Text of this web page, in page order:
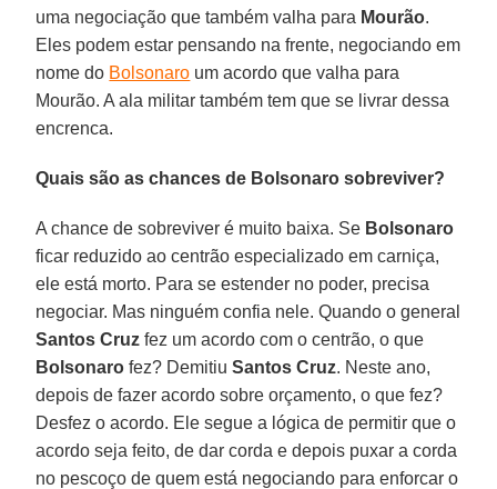
uma negociação que também valha para Mourão.
Eles podem estar pensando na frente, negociando em
nome do Bolsonaro um acordo que valha para
Mourão. A ala militar também tem que se livrar dessa
encrenca.
Quais são as chances de Bolsonaro sobreviver?
A chance de sobreviver é muito baixa. Se Bolsonaro
ficar reduzido ao centrão especializado em carniça,
ele está morto. Para se estender no poder, precisa
negociar. Mas ninguém confia nele. Quando o general
Santos Cruz fez um acordo com o centrão, o que
Bolsonaro fez? DemitiuSantos Cruz. Neste ano,
depois de fazer acordo sobre orçamento, o que fez?
Desfez o acordo. Ele segue a lógica de permitir que o
acordo seja feito, de dar corda e depois puxar a corda
no pescoço de quem está negociando para enforcar o